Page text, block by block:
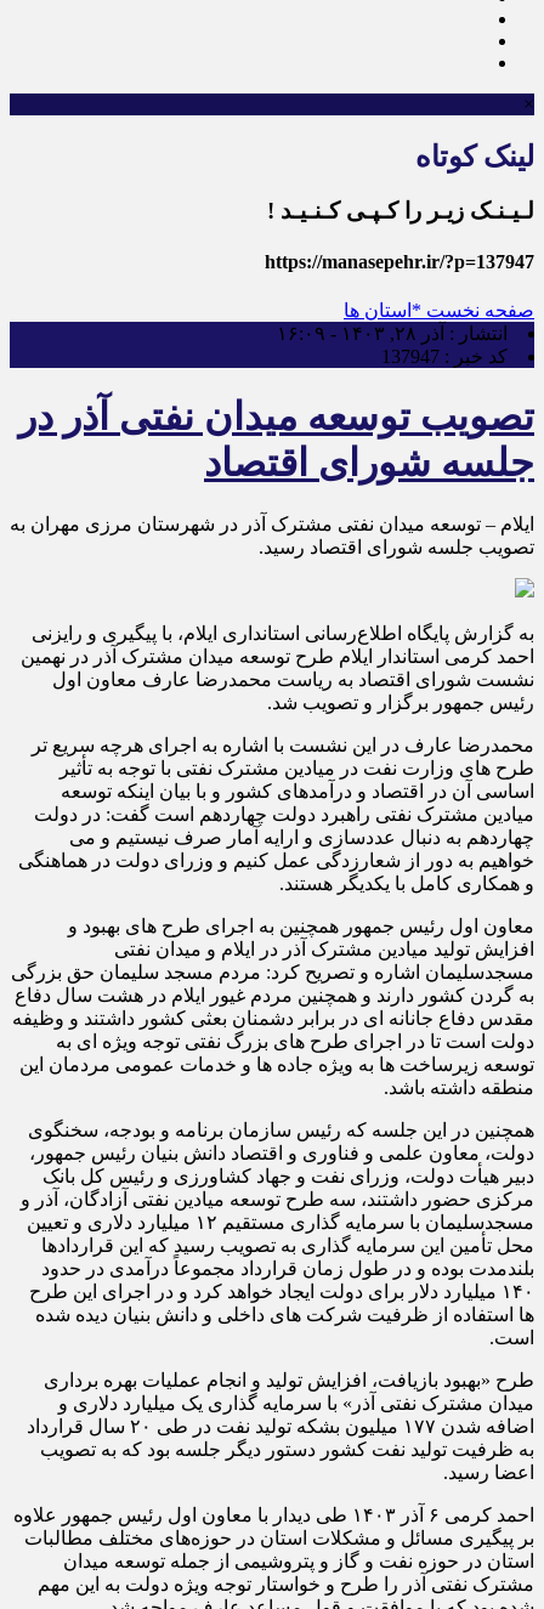
×
لینک کوتاه
لـیـنـک زیـر را کـپـی کـنـیـد !
https://manasepehr.ir/?p=137947
صفحه نخست *استان ها
انتشار : آذر ۲۸, ۱۴۰۳ - ۱۶:۰۹
کد خبر : 137947
تصویب توسعه میدان نفتی آذر در
جلسه شورای اقتصاد
ایلام – توسعه میدان نفتی مشترک آذر در شهرستان مرزی مهران به
تصویب جلسه شورای اقتصاد رسید.
به گزارش پایگاه اطلاع‌رسانی استانداری ایلام، با پیگیری و رایزنی
احمد کرمی استاندار ایلام طرح توسعه میدان مشترک آذر در نهمین
نشست شورای اقتصاد به ریاست محمدرضا عارف معاون اول
رئیس جمهور برگزار و تصویب شد.
محمدرضا عارف در این نشست با اشاره به اجرای هرچه سریع تر
طرح های وزارت نفت در میادین مشترک نفتی با توجه به تأثیر
اساسی آن در اقتصاد و درآمدهای کشور و با بیان اینکه توسعه
میادین مشترک نفتی راهبرد دولت چهاردهم است گفت: در دولت
چهاردهم به دنبال عددسازی و ارایه آمار صرف نیستیم و می
خواهیم به دور از شعارزدگی عمل کنیم و وزرای دولت در هماهنگی
و همکاری کامل با یکدیگر هستند.
معاون اول رئیس جمهور همچنین به اجرای طرح های بهبود و
افزایش تولید میادین مشترک آذر در ایلام و میدان نفتی
مسجدسلیمان اشاره و تصریح کرد: مردم مسجد سلیمان حق بزرگی
به گردن کشور دارند و همچنین مردم غیور ایلام در هشت سال دفاع
مقدس دفاع جانانه ای در برابر دشمنان بعثی کشور داشتند و وظیفه
دولت است تا در اجرای طرح های بزرگ نفتی توجه ویژه ای به
توسعه زیرساخت ها به ویژه جاده ها و خدمات عمومی مردمان این
منطقه داشته باشد.
همچنین در این جلسه که رئیس سازمان برنامه و بودجه، سخنگوی
دولت، معاون علمی و فناوری و اقتصاد دانش بنیان رئیس جمهور،
دبیر هیأت دولت، وزرای نفت و جهاد کشاورزی و رئیس کل بانک
مرکزی حضور داشتند، سه طرح توسعه میادین نفتی آزادگان، آذر و
مسجدسلیمان با سرمایه گذاری مستقیم ۱۲ میلیارد دلاری و تعیین
محل تأمین این سرمایه گذاری به تصویب رسید که این قراردادها
بلندمدت بوده و در طول زمان قرارداد مجموعاً درآمدی در حدود
۱۴۰ میلیارد دلار برای دولت ایجاد خواهد کرد و در اجرای این طرح
ها استفاده از ظرفیت شرکت های داخلی و دانش بنیان دیده شده
است.
طرح «بهبود بازیافت، افزایش تولید و انجام عملیات بهره برداری
میدان مشترک نفتی آذر» با سرمایه گذاری یک میلیارد دلاری و
اضافه شدن ۱۷۷ میلیون بشکه تولید نفت در طی ۲۰ سال قرارداد
به ظرفیت تولید نفت کشور دستور دیگر جلسه بود که به تصویب
اعضا رسید.
احمد کرمی ۶ آذر ۱۴۰۳ طی دیدار با معاون اول رئیس جمهور علاوه
بر پیگیری مسائل و مشکلات استان در حوزه‌های مختلف مطالبات
استان در حوزه‌ نفت و گاز و پتروشیمی از جمله توسعه میدان
مشترک نفتی آذر را طرح و خواستار توجه ویژه دولت به این مهم